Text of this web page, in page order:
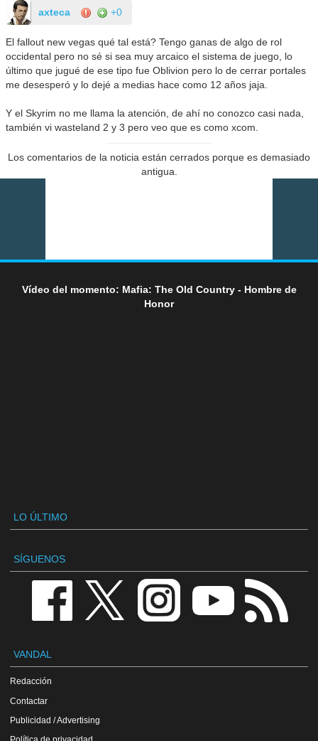
axteca +0
El fallout new vegas qué tal está? Tengo ganas de algo de rol
occidental pero no sé si sea muy arcaico el sistema de juego, lo
último que jugué de ese tipo fue Oblivion pero lo de cerrar portales
me desesperó y lo dejé a medias hace como 12 años jaja.
Y el Skyrim no me llama la atención, de ahí no conozco casi nada,
también vi wasteland 2 y 3 pero veo que es como xcom.
Los comentarios de la noticia están cerrados porque es demasiado
antigua.
Vídeo del momento: Mafia: The Old Country - Hombre de
Honor
LO ÚLTIMO
SÍGUENOS
VANDAL
Redacción
Contactar
Publicidad / Advertising